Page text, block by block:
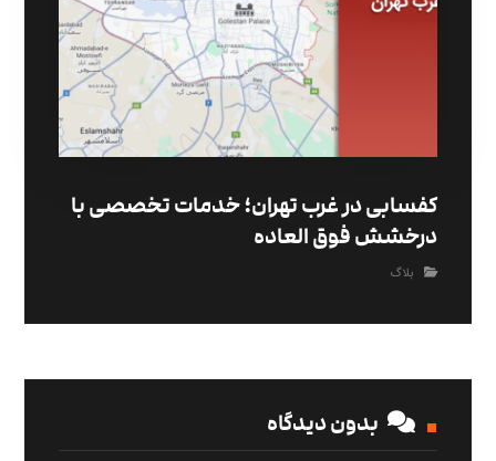
کفسابی در غرب تهران؛ خدمات تخصصی با
درخشش فوق العاده
بلاگ
بدون دیدگاه